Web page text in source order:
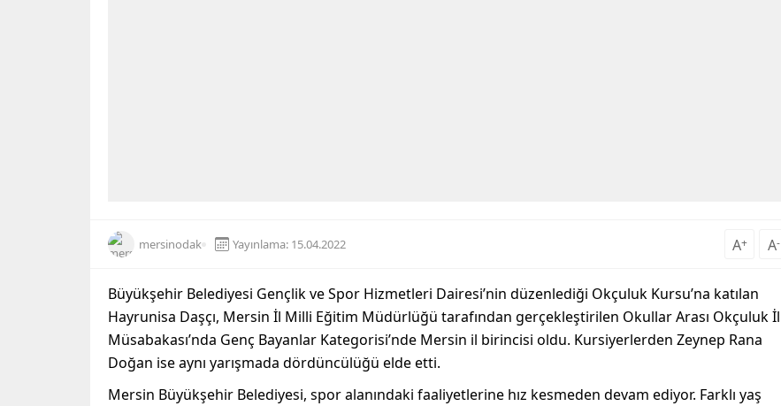
mersinodak Yayınlama: 15.04.2022 A+ A-
Büyükşehir Belediyesi Gençlik ve Spor Hizmetleri Dairesi’nin düzenlediği Okçuluk Kursu’na katılan
Hayrunisa Daşçı, Mersin İl Milli Eğitim Müdürlüğü tarafından gerçekleştirilen Okullar Arası Okçuluk İl
Müsabakası’nda Genç Bayanlar Kategorisi’nde Mersin il birincisi oldu. Kursiyerlerden Zeynep Rana
Doğan ise aynı yarışmada dördüncülüğü elde etti.
Mersin Büyükşehir Belediyesi, spor alanındaki faaliyetlerine hız kesmeden devam ediyor. Farklı yaş